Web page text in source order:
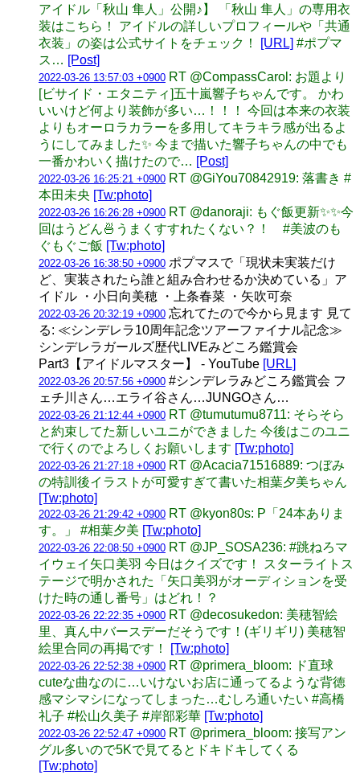
アイドル「秋山 隼人」公開♪】 「秋山 隼人」の専用衣
装はこちら！ アイドルの詳しいプロフィールや「共通
衣装」の姿は公式サイトをチェック！
[URL] #ポプマ
ス… [Post]
2022-03-26 13:57:03 +0900 RT @CompassCarol: お題より
[ビサイド・エタニティ]五十嵐響子ちゃんです。 かわ
いいけど何より装飾が多い…！！！ 今回は本来の衣装
よりもオーロラカラーを多用してキラキラ感が出るよ
うにしてみました✨ 今まで描いた響子ちゃんの中でも
一番かわいく描けたので… [Post]
2022-03-26 16:25:21 +0900 RT @GiYou70842919: 落書き #
本田未央 [Tw:photo]
2022-03-26 16:26:28 +0900 RT @danoraji: もぐ飯更新✨✨今
回はうどん🍜うまくすすれたくない？！ #美波のも
ぐもぐご飯 [Tw:photo]
2022-03-26 16:38:50 +0900 ポプマスで「現状未実装だけ
ど、実装されたら誰と組み合わせるか決めている」ア
イドル ・小日向美穂 ・上条春菜 ・矢吹可奈
2022-03-26 20:32:19 +0900 忘れてたので今から見ます 見て
る: ≪シンデレラ10周年記念ツアーファイナル記念≫
シンデレラガールズ歴代LIVEみどころ鑑賞会
Part3【アイドルマスター】 - YouTube [URL]
2022-03-26 20:57:56 +0900 #シンデレラみどころ鑑賞会 フ
ェチ川さん…エライ谷さん…JUNGOさん…
2022-03-26 21:12:44 +0900 RT @tumutumu8711: そらそら
と約束してた新しいユニができました 今後はこのユニ
で行くのでよろしくお願いします [Tw:photo]
2022-03-26 21:27:18 +0900 RT @Acacia71516889: つぼみ
の特訓後イラストが可愛すぎて書いた相葉夕美ちゃん
[Tw:photo]
2022-03-26 21:29:42 +0900 RT @kyon80s: P「24本ありま
す。」 #相葉夕美 [Tw:photo]
2022-03-26 22:08:50 +0900 RT @JP_SOSA236: #跳ねろマ
イウェイ矢口美羽 今日はクイズです！ スターライトス
テージで明かされた「矢口美羽がオーディションを受
けた時の通し番号」はどれ！？
2022-03-26 22:22:35 +0900 RT @decosukedon: 美穂智絵
里、真ん中バースデーだそうです！(ギリギリ) 美穂智
絵里合同の再掲です！
[Tw:photo]
2022-03-26 22:52:38 +0900 RT @primera_bloom: ド直球
cuteな曲なのに…いけないお店に通ってるような背徳
感マシマシになってしまった…むしろ通いたい #高橋
礼子 #松山久美子 #岸部彩華 [Tw:photo]
2022-03-26 22:52:47 +0900 RT @primera_bloom: 接写アン
グル多いので5Kで見てるとドキドキしてくる
[Tw:photo]